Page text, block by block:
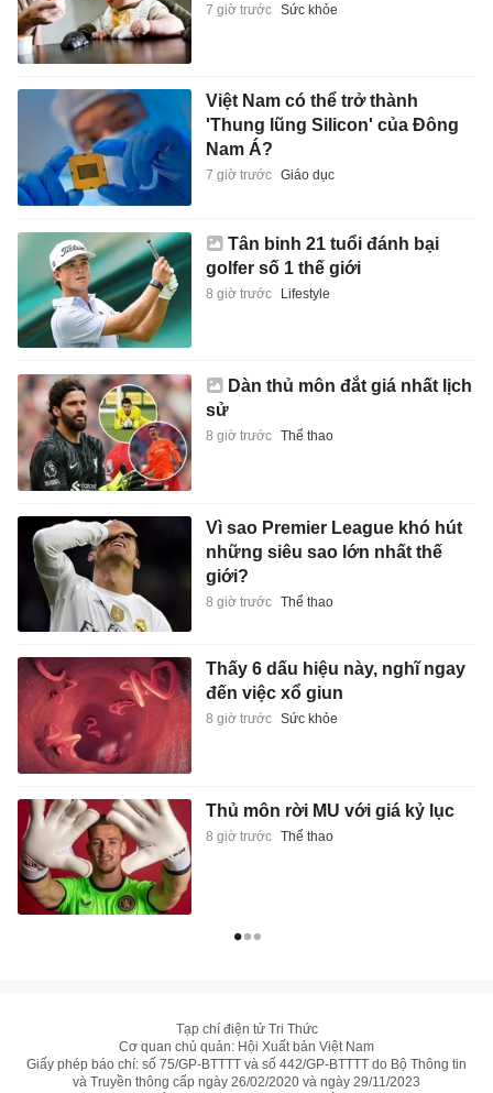
7 giờ trước Sức khỏe
Việt Nam có thể trở thành
'Thung lũng Silicon' của Đông
Nam Á?
7 giờ trước Giáo dục
Tân binh 21 tuổi đánh bại
golfer số 1 thế giới
8 giờ trước Lifestyle
Dàn thủ môn đắt giá nhất lịch
sử
8 giờ trước Thể thao
Vì sao Premier League khó hút
những siêu sao lớn nhất thế
giới?
8 giờ trước Thể thao
Thấy 6 dấu hiệu này, nghĩ ngay
đến việc xổ giun
8 giờ trước Sức khỏe
Thủ môn rời MU với giá kỷ lục
8 giờ trước Thể thao
Tạp chí điện tử Tri Thức
Cơ quan chủ quản: Hội Xuất bản Việt Nam
Giấy phép báo chí: số 75/GP-BTTTT và số 442/GP-BTTTT do Bộ Thông tin
và Truyền thông cấp ngày 26/02/2020 và ngày 29/11/2023